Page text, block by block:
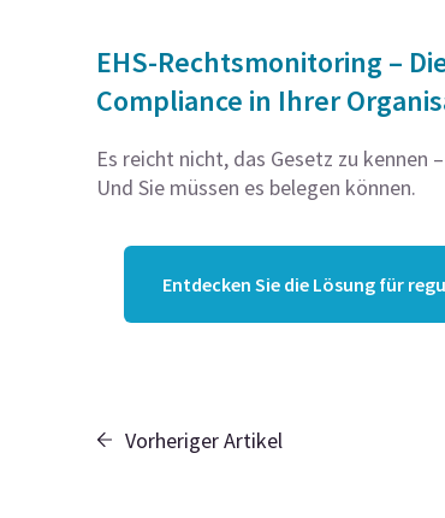
EHS-Rechtsmonitoring –
Compliance in Ihrer
Es reicht nicht, das Gesetz zu
Und Sie müssen es belegen können.
Entdecken Sie die Lösung für
Vorheriger Artikel